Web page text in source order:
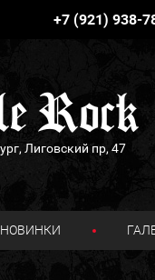
+7 (921) 938-
Лиговский пр, 47
НОВИНКИ